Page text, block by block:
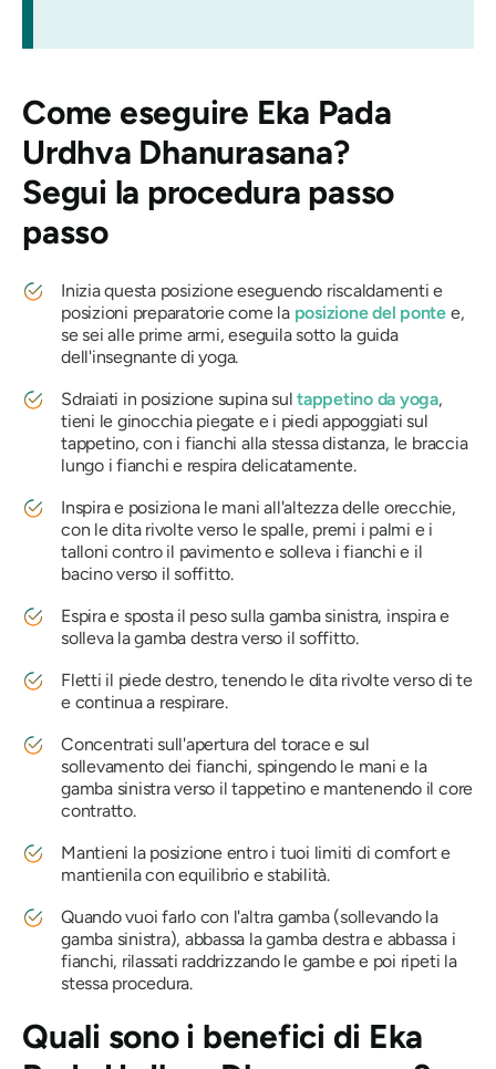
Come eseguire Eka Pada
Urdhva Dhanurasana?
Segui la procedura passo
passo
Inizia questa posizione eseguendo riscaldamenti e
posizioni preparatorie come la posizione del ponte e,
se sei alle prime armi, eseguila sotto la guida
dell'insegnante di yoga.
Sdraiati in posizione supina sultappetino da yoga,
tieni le ginocchia piegate e i piedi appoggiati sul
tappetino, con i fianchi alla stessa distanza, le braccia
lungo i fianchi e respira delicatamente.
Inspira e posiziona le mani all'altezza delle orecchie,
con le dita rivolte verso le spalle, premi i palmi e i
talloni contro il pavimento e solleva i fianchi e il
bacino verso il soffitto.
Espira e sposta il peso sulla gamba sinistra, inspira e
solleva la gamba destra verso il soffitto.
Fletti il ​​piede destro, tenendo le dita rivolte verso di te
e continua a respirare.
Concentrati sull'apertura del torace e sul
sollevamento dei fianchi, spingendo le mani e la
gamba sinistra verso il tappetino e mantenendo il core
contratto.
Mantieni la posizione entro i tuoi limiti di comfort e
mantienila con equilibrio e stabilità.
Quando vuoi farlo con l'altra gamba (sollevando la
gamba sinistra), abbassa la gamba destra e abbassa i
fianchi, rilassati raddrizzando le gambe e poi ripeti la
stessa procedura.
Quali sono i benefici di Eka